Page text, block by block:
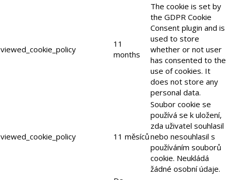
viewed_cookie_policy
11
months
The cookie is set by
the GDPR Cookie
Consent plugin and is
used to store
whether or not user
has consented to the
use of cookies. It
does not store any
personal data.
viewed_cookie_policy 11 měsíců
Soubor cookie se
používá se k uložení,
zda uživatel souhlasil
nebo nesouhlasil s
používáním souborů
cookie. Neukládá
žádné osobní údaje.